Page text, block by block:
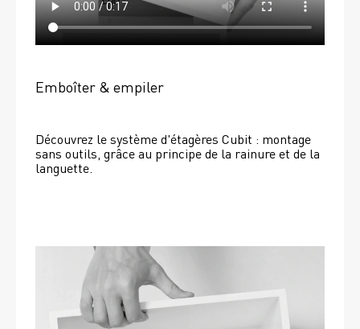
Emboîter & empiler
Découvrez le système d'étagères Cubit : montage
sans outils, grâce au principe de la rainure et de la
languette.